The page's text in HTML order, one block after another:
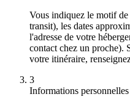
Vous indiquez le motif
transit), les dates
l'adresse de votre
contact chez un proche).
votre itinéraire,
3
Informations